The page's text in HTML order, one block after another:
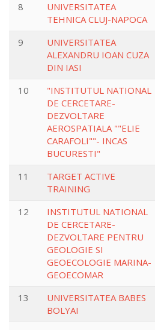
8
UNIVERSITATEA
TEHNICA CLUJ-NAPOCA
9
UNIVERSITATEA
ALEXANDRU IOAN CUZA
DIN IASI
10
"INSTITUTUL NATIONAL
DE CERCETARE-
DEZVOLTARE
AEROSPATIALA ""ELIE
CARAFOLI""- INCAS
BUCURESTI"
11
TARGET ACTIVE
TRAINING
12
INSTITUTUL NATIONAL
DE CERCETARE-
DEZVOLTARE PENTRU
GEOLOGIE SI
GEOECOLOGIE MARINA-
GEOECOMAR
13
UNIVERSITATEA BABES
BOLYAI